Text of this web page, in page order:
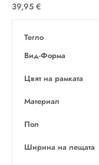
39,95 €
Тегло
Вид-Форма
Цвят на рамката
Материал
Пол
Ширина на лещата